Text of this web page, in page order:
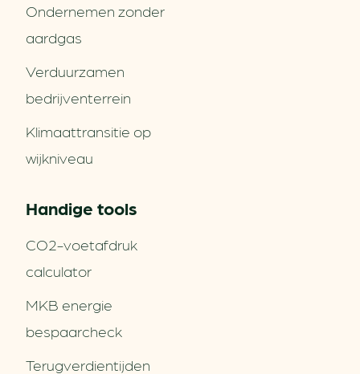
Ondernemen zonder
aardgas
Verduurzamen
bedrijventerrein
Klimaattransitie op
wijkniveau
Handige tools
CO2-voetafdruk
calculator
MKB energie
bespaarcheck
Terugverdien­tijden